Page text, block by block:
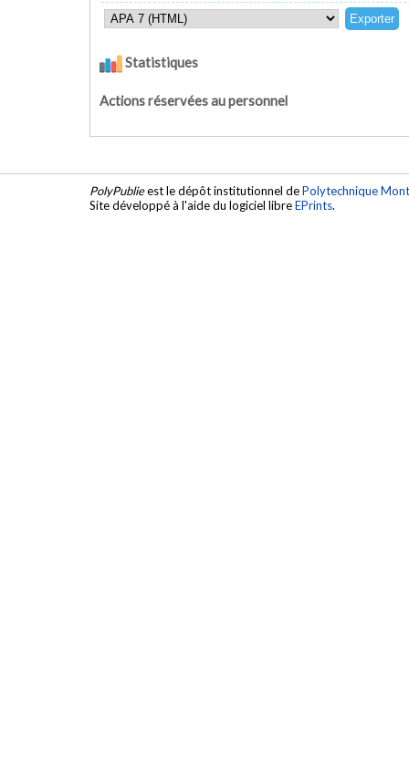
Statistiques
Actions réservées au personnel
PolyPublieest le dépôt institutionnel dePolytechnique
Site développé à l'aide du logiciel libreEPrints.